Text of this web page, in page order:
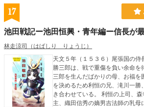
17
池田戦記ー池田恒興・青年編ー信長が
林走涼司（はばしり りょうじ）
天文５年（１５３６）尾張国の侍
勝三郎は、戦で重傷を負い余命を
三郎を生んだばかりの母、お福を
を決めるため利恒の兄、滝川一勝
き合わせている。 利恒の上司、森
主、織田信秀の嫡男吉法師の乳